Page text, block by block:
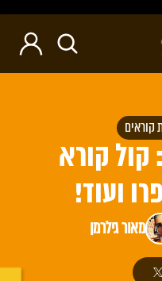
קוראים
קונקטה 2024: קול קורא
ועוד!
מאור גילרמן